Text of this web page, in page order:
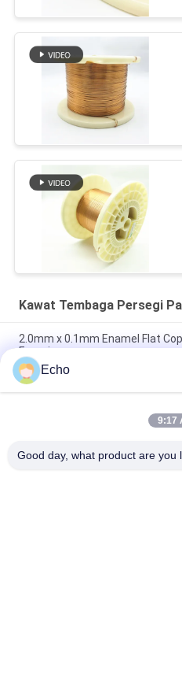
Kawat Tembaga Persegi
2.0mm x 0.1mm Enamel Flat
Energi
Super 1.8mmx0.2mm UL AIW
Lapisan Untuk Motor
UEWH Kawat tembaga
Echo
9:17
Good day, what product are you